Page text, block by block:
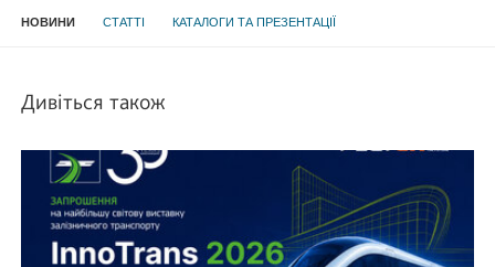
НОВИНИ СТАТТІ КАТАЛОГИ ТА ПРЕЗЕНТАЦІЇ
Дивіться також